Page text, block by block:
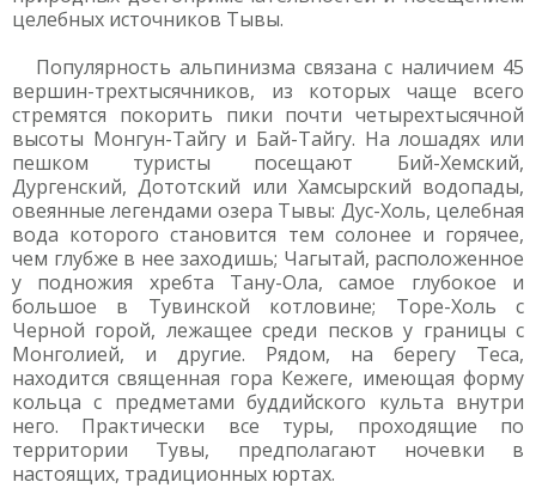
целебных источников Тывы.
Популярность альпинизма связана с наличием 45
вершин-трехтысячников, из которых чаще всего
стремятся покорить пики почти четырехтысячной
высоты Монгун-Тайгу и Бай-Тайгу. На лошадях или
пешком туристы посещают Бий-Хемский,
Дургенский, Дототский или Хамсырский водопады,
овеянные легендами озера Тывы: Дус-Холь, целебная
вода которого становится тем солонее и горячее,
чем глубже в нее заходишь; Чагытай, расположенное
у подножия хребта Тану-Ола, самое глубокое и
большое в Тувинской котловине; Торе-Холь с
Черной горой, лежащее среди песков у границы с
Монголией, и другие. Рядом, на берегу Теса,
находится священная гора Кежеге, имеющая форму
кольца с предметами буддийского культа внутри
него. Практически все туры, проходящие по
территории Тувы, предполагают ночевки в
настоящих, традиционных юртах.